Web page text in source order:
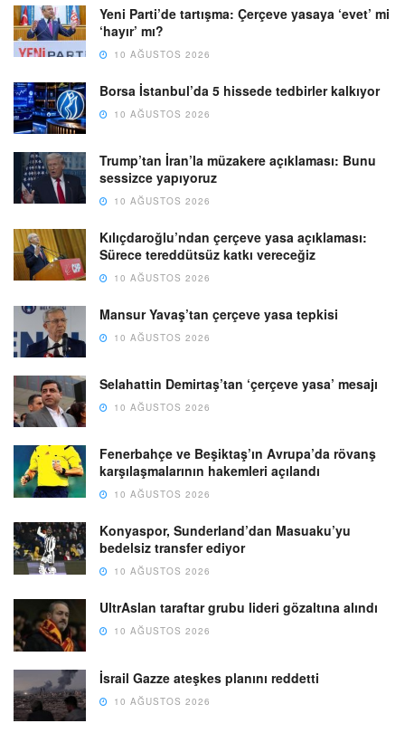
Yeni Parti’de tartışma: Çerçeve yasaya ‘evet’ mi
‘hayır’ mı?
10 AĞUSTOS 2026
Borsa İstanbul’da 5 hissede tedbirler kalkıyor
10 AĞUSTOS 2026
Trump’tan İran’la müzakere açıklaması: Bunu
sessizce yapıyoruz
10 AĞUSTOS 2026
Kılıçdaroğlu’ndan çerçeve yasa açıklaması:
Sürece tereddütsüz katkı vereceğiz
10 AĞUSTOS 2026
Mansur Yavaş’tan çerçeve yasa tepkisi
10 AĞUSTOS 2026
Selahattin Demirtaş’tan ‘çerçeve yasa’ mesajı
10 AĞUSTOS 2026
Fenerbahçe ve Beşiktaş’ın Avrupa’da rövanş
karşılaşmalarının hakemleri açılandı
10 AĞUSTOS 2026
Konyaspor, Sunderland’dan Masuaku’yu
bedelsiz transfer ediyor
10 AĞUSTOS 2026
UltrAslan taraftar grubu lideri gözaltına alındı
10 AĞUSTOS 2026
İsrail Gazze ateşkes planını reddetti
10 AĞUSTOS 2026